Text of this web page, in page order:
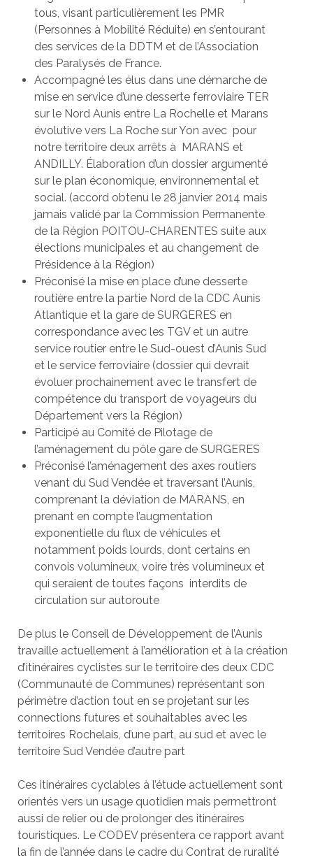
tous, visant particulièrement les PMR
(Personnes à Mobilité Réduite) en s’entourant
des services de la DDTM et de l’Association
des Paralysés de France.
Accompagné les élus dans une démarche de
mise en service d’une desserte ferroviaire TER
sur le Nord Aunis entre La Rochelle et Marans
évolutive vers La Roche sur Yon avec pour
notre territoire deux arrêts à MARANS et
ANDILLY. Élaboration d’un dossier argumenté
sur le plan économique, environnemental et
social. (accord obtenu le 28 janvier 2014 mais
jamais validé par la Commission Permanente
de la Région POITOU-CHARENTES suite aux
élections municipales et au changement de
Présidence à la Région)
Préconisé la mise en place d’une desserte
routière entre la partie Nord de la CDC Aunis
Atlantique et la gare de SURGERES en
correspondance avec les TGV et un autre
service routier entre le Sud-ouest d’Aunis Sud
et le service ferroviaire (dossier qui devrait
évoluer prochainement avec le transfert de
compétence du transport de voyageurs du
Département vers la Région)
Participé au Comité de Pilotage de
l’aménagement du pôle gare de SURGERES
Préconisé l’aménagement des axes routiers
venant du Sud Vendée et traversant l’Aunis,
comprenant la déviation de MARANS, en
prenant en compte l’augmentation
exponentielle du flux de véhicules et
notamment poids lourds, dont certains en
convois volumineux, voire très volumineux et
qui seraient de toutes façons interdits de
circulation sur autoroute
De plus le Conseil de Développement de l’Aunis
travaille actuellement à l’amélioration et à la création
d’itinéraires cyclistes sur le territoire des deux CDC
(Communauté de Communes) représentant son
périmètre d’action tout en se projetant sur les
connections futures et souhaitables avec les
territoires Rochelais, d’une part, au sud et avec le
territoire Sud Vendée d’autre part
Ces itinéraires cyclables à l’étude actuellement sont
orientés vers un usage quotidien mais permettront
aussi de relier ou de prolonger des itinéraires
touristiques. Le CODEV présentera ce rapport avant
la fin de l’année dans le cadre du Contrat de ruralité